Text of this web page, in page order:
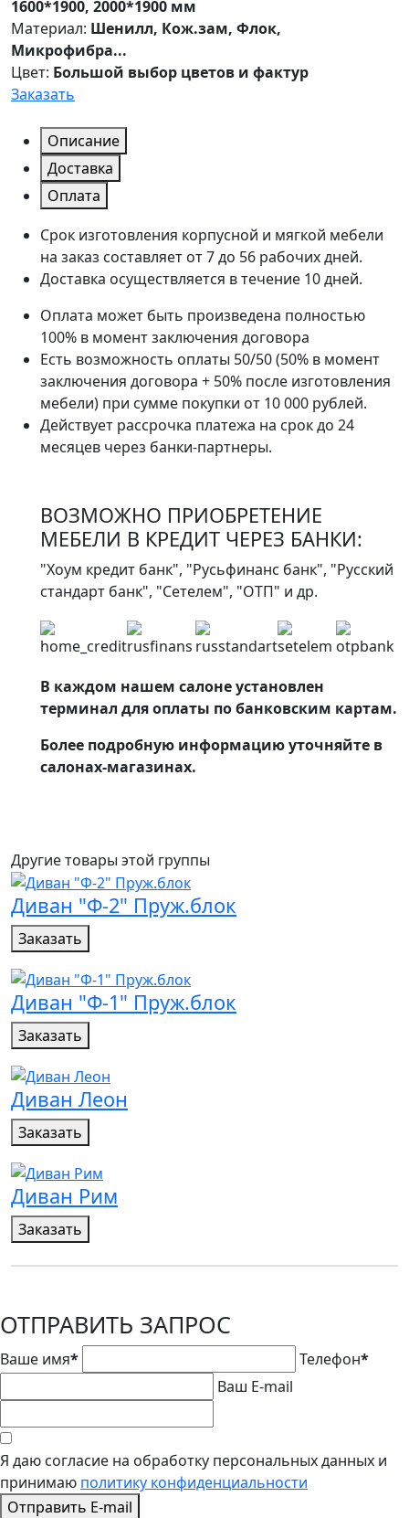
1600*1900, 2000*1900 мм
Материал: Шенилл, Кож.зам, Флок,
Микрофибра...
Цвет: Большой выбор цветов и фактур
Заказать
Описание
Доставка
Оплата
Срок изготовления корпусной и мягкой мебели
на заказ составляет от 7 до 56 рабочих дней.
Доставка осуществляется в течение 10 дней.
Оплата может быть произведена полностью
100% в момент заключения договора
Есть возможность оплаты 50/50 (50% в момент
заключения договора + 50% после изготовления
мебели) при сумме покупки от 10 000 рублей.
Действует рассрочка платежа на срок до 24
месяцев через банки-партнеры.
ВОЗМОЖНО ПРИОБРЕТЕНИЕ
МЕБЕЛИ В КРЕДИТ ЧЕРЕЗ БАНКИ:
"Хоум кредит банк", "Русьфинанс банк", "Русский
стандарт банк", "Сетелем", "ОТП" и др.
В каждом нашем салоне установлен
терминал для оплаты по банковским картам.
Более подробную информацию уточняйте в
салонах-магазинах.
Другие товары этой группы
Диван "Ф-2" Пруж.блок
Заказать
Диван "Ф-1" Пруж.блок
Заказать
Диван Леон
Заказать
Диван Рим
Заказать
ОТПРАВИТЬ ЗАПРОС
Ваше имя* Телефон*
Ваш E-mail
Я даю согласие на обработку персональных данных и
принимаю политику конфиденциальности
Отправить E-mail